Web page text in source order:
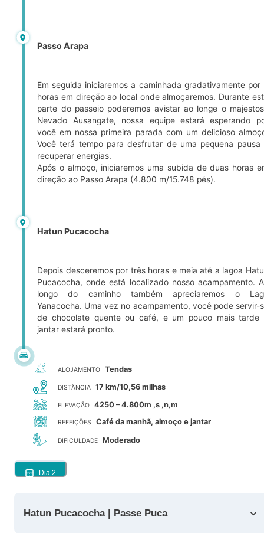
Passo Arapa
Em seguida iniciaremos a caminhada gradativamente por
horas em direção ao local onde almoçaremos. Durante
parte do passeio poderemos avistar ao longe o
Nevado Ausangate, nossa equipe estará esperando
você em nossa primeira parada com um delicioso
Você terá tempo para desfrutar de uma pequena pausa
recuperar energias.
Após o almoço, iniciaremos uma subida de duas horas
direção ao Passo Arapa (4.800 m/15.748 pés).
Hatun Pucacocha
Depois desceremos por três horas e meia até a lagoa
Pucacocha, onde está localizado nosso acampamento.
longo do caminho também apreciaremos o
Yanacocha. Uma vez no acampamento, você pode servir-
de chocolate quente ou café, e um pouco mais tarde
jantar estará pronto.
ALOJAMENTO Tendas
DISTÂNCIA 17 km/10,56 milhas
ELEVAÇÃO 4250 – 4.800m ,s ,n,m
REFEIÇÕES Café da manhã, almoço e jantar
DIFICULDADE Moderado
Dia 2
Hatun Pucacocha | Passe Puca